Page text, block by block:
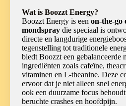
Wat is Boozzt Energy?
Boozzt Energy is een on-the-go
mondspray die speciaal is
directe en langdurige
tegenstelling tot traditionele
biedt Boozzt een gebalanceerde
ingrediënten zoals cafeïne,
vitaminen en L-theanine. Deze
ervoor dat je niet alleen snel
ook een duurzame focus
beruchte crashes en hoofdpijn.